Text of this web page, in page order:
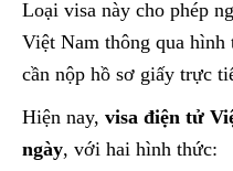
Loại visa này cho phép
Việt Nam thông qua
cần nộp hồ sơ giấy trực
Hiện nay, visa điện tử
ngày, với hai hình thức: